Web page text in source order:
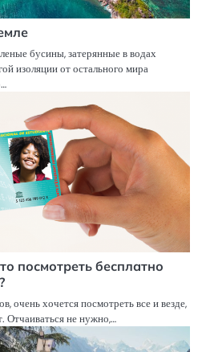
бусины, затерянные в водах
изоляции от остального мира
посмотреть бесплатно
очень хочется посмотреть все и везде,
Отчаиваться не нужно,…